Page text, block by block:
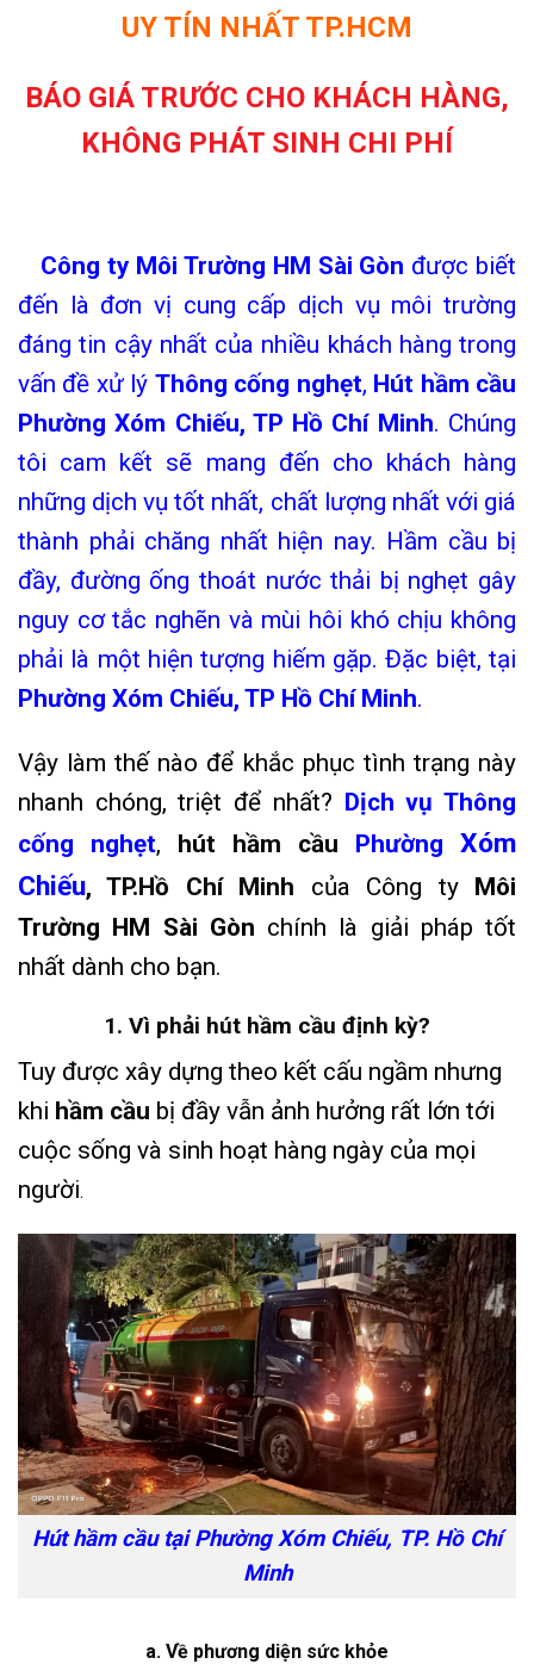
UY TÍN NHẤT TP.HCM
BÁO GIÁ TRƯỚC CHO KHÁCH HÀNG,
KHÔNG PHÁT SINH CHI PHÍ
Công ty Môi Trường HM Sài Gòn được biết
đến là đơn vị cung cấp dịch vụ môi trường
đáng tin cậy nhất của nhiều khách hàng trong
vấn đề xử lý Thông cống nghẹt, Hút hầm cầu
Phường Xóm Chiếu, TP Hồ Chí Minh. Chúng
tôi cam kết sẽ mang đến cho khách hàng
những dịch vụ tốt nhất, chất lượng nhất với giá
thành phải chăng nhất hiện nay. Hầm cầu bị
đầy, đường ống thoát nước thải bị nghẹt gây
nguy cơ tắc nghẽn và mùi hôi khó chịu không
phải là một hiện tượng hiếm gặp. Đặc biệt, tại
Phường Xóm Chiếu, TP Hồ Chí Minh.
Vậy làm thế nào để khắc phục tình trạng này
nhanh chóng, triệt để nhất? Dịch vụ Thông
cống nghẹt, hút hầm cầu Phường Xóm
Chiếu, TP.Hồ Chí Minh của Công ty Môi
Trường HM Sài Gòn chính là giải pháp tốt
nhất dành cho bạn.
1. Vì phải hút hầm cầu định kỳ?
Tuy được xây dựng theo kết cấu ngầm nhưng
khi hầm cầu bị đầy vẫn ảnh hưởng rất lớn tới
cuộc sống và sinh hoạt hàng ngày của mọi
người.
Hút hầm cầu tại Phường Xóm Chiếu, TP. Hồ Chí
Minh
a. Về phương diện sức khỏe